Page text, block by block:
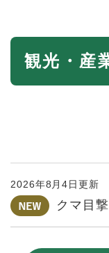
本
観光・産
2026年8月4日更新
クマ目